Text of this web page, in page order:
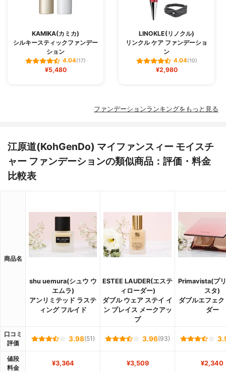
KAMIKA(カミカ)
シルキースティックファンデー
ション
4.04(17)
¥5,480
LINOKLE(リノクル)
リンクル ケア ファンデーショ
ン
4.04(10)
¥2,980
ファンデーションランキングをもっと見る
江原道(KohGenDo) マイファンスィー モイスチ
ャー ファンデーションの類似商品：評価・料金
比較表
商品名
shu uemura(シュウ ウ
エムラ)
アンリミテッド ラステ
ィング フルイド
ESTEE LAUDER(エステ
ィローダー)
ダブル ウェア ステイ イ
ン プレイス メークアッ
プ
Primavista(プ
スタ)
ダブルエフェク
ダー
口コミ
評価
3.98(51) 3.96(93)
値段
料金
¥3,364 ¥3,509 ¥2,340